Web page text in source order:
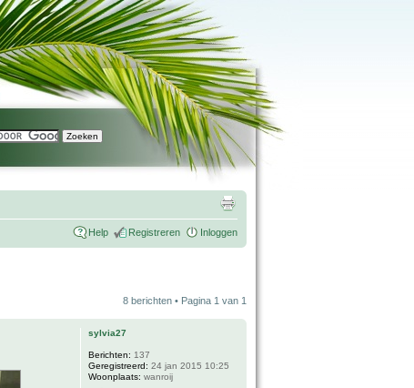
Help Registreren Inloggen
8 berichten • Pagina 1 van 1
sylvia27
Berichten: 137
Geregistreerd: 24 jan 2015 10:25
Woonplaats: wanroij